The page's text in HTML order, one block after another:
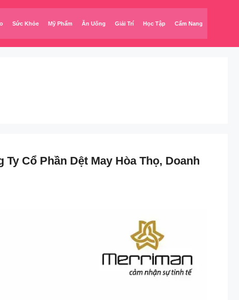
Sức Khỏe Mỹ Phẩm Ăn Uống Giải Trí Học Tập Cẩm Nang
Cổ Phần Dệt May Hòa Thọ, Doanh